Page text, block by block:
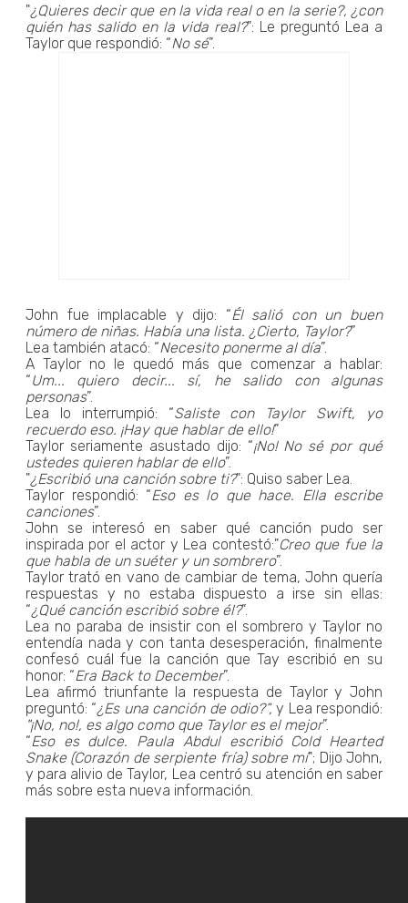
"¿Quieres decir que en la vida real o en la serie?, ¿con
quién has salido en la vida real?": Le preguntó Lea a
Taylor que respondió: “No sé”.
John fue implacable y dijo: “Él salió con un buen
número de niñas. Había una lista. ¿Cierto, Taylor?”
Lea también atacó: “Necesito ponerme al día”.
A Taylor no le quedó más que comenzar a hablar:
“Um... quiero decir... sí, he salido con algunas
personas”.
Lea lo interrumpió: “Saliste con Taylor Swift, yo
recuerdo eso. ¡Hay que hablar de ello!”
Taylor seriamente asustado dijo: “¡No! No sé por qué
ustedes quieren hablar de ello”.
"¿Escribió una canción sobre ti?": Quiso saber Lea.
Taylor respondió: “Eso es lo que hace. Ella escribe
canciones”.
John se interesó en saber qué canción pudo ser
inspirada por el actor y Lea contestó:"Creo que fue la
que habla de un suéter y un sombrero”.
Taylor trató en vano de cambiar de tema, John quería
respuestas y no estaba dispuesto a irse sin ellas:
“¿Qué canción escribió sobre él?”.
Lea no paraba de insistir con el sombrero y Taylor no
entendía nada y con tanta desesperación, finalmente
confesó cuál fue la canción que Tay escribió en su
honor: “Era Back to December”.
Lea afirmó triunfante la respuesta de Taylor y John
preguntó: “¿Es una canción de odio?”,y Lea respondió:
"¡No, no!, es algo como que Taylor es el mejor”.
“Eso es dulce. Paula Abdul escribió Cold Hearted
Snake (Corazón de serpiente fría) sobre mí"; Dijo John,
y para alivio de Taylor, Lea centró su atención en saber
más sobre esta nueva información.